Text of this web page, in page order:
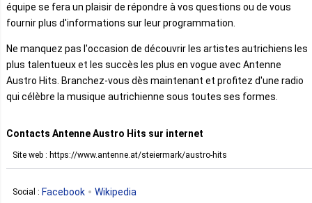
équipe se fera un plaisir de répondre à vos questions ou de vous
fournir plus d'informations sur leur programmation.
Ne manquez pas l'occasion de découvrir les artistes autrichiens les
plus talentueux et les succès les plus en vogue avec Antenne
Austro Hits. Branchez-vous dès maintenant et profitez d'une radio
qui célèbre la musique autrichienne sous toutes ses formes.
Contacts Antenne Austro Hits sur internet
Site web : https://www.antenne.at/steiermark/austro-hits
Social : Facebook Wikipedia